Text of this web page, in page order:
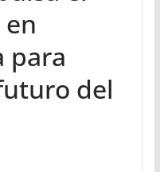
para
del